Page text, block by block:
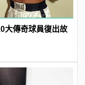
大傳奇球員復出故